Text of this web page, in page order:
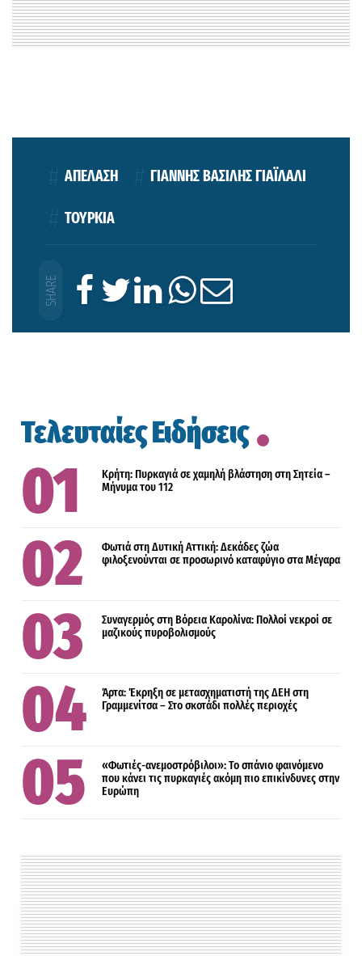
ΑΠΕΛΑΣΗ ΓΙΑΝΝΗΣ ΒΑΣΙΛΗΣ ΓΙΑΪΛΑΛΙ
ΤΟΥΡΚΙΑ
Τελευταίες Ειδήσεις
Κρήτη: Πυρκαγιά σε χαμηλή βλάστηση στη Σητεία –
Μήνυμα του 112
Φωτιά στη Δυτική Αττική: Δεκάδες ζώα
φιλοξενούνται σε προσωρινό καταφύγιο στα Μέγαρα
Συναγερμός στη Βόρεια Καρολίνα: Πολλοί νεκροί σε
μαζικούς πυροβολισμούς
Άρτα: Έκρηξη σε μετασχηματιστή της ΔΕΗ στη
Γραμμενίτσα – Στο σκοτάδι πολλές περιοχές
«Φωτιές-ανεμοστρόβιλοι»: Το σπάνιο φαινόμενο
που κάνει τις πυρκαγιές ακόμη πιο επικίνδυνες στην
Ευρώπη